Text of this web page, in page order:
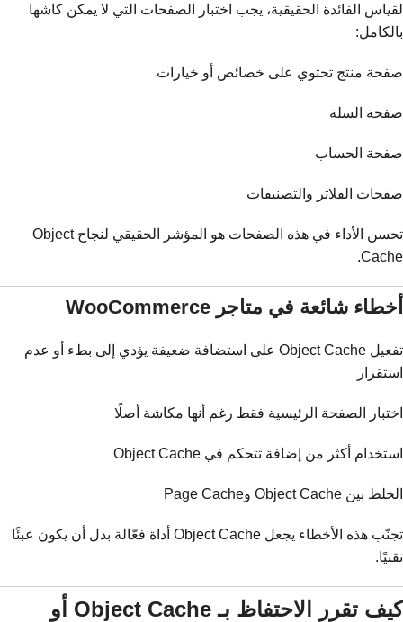
لقياس الفائدة الحقيقية، يجب اختبار الصفحات التي لا يمكن كاشها
بالكامل:
صفحة منتج تحتوي على خصائص أو خيارات
صفحة السلة
صفحة الحساب
صفحات الفلاتر والتصنيفات
تحسن الأداء في هذه الصفحات هو المؤشر الحقيقي لنجاح Object
Cache.
أخطاء شائعة في متاجر WooCommerce
تفعيل Object Cache على استضافة ضعيفة يؤدي إلى بطء أو عدم
استقرار
اختبار الصفحة الرئيسية فقط رغم أنها مكاشة أصلًا
استخدام أكثر من إضافة تتحكم في Object Cache
الخلط بين Object Cache وPage Cache
تجنّب هذه الأخطاء يجعل Object Cache أداة فعّالة بدل أن يكون عبئًا
تقنيًا.
كيف تقرر الاحتفاظ بـ Object Cache أو